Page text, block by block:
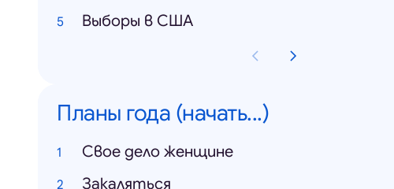
Выборы в США
Планы года (начать...)
Свое дело женщине
Закаляться